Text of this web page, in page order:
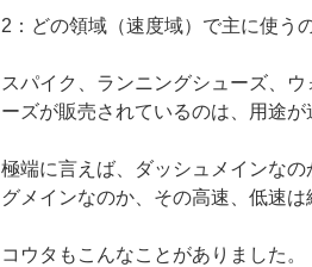
2： どの領域（速度域）で主に使う
スパイク、ランニングシューズ、
ーズが販売されているのは、用途が
極端に言えば、ダッシュメインな
グメインなのか、その高速、低速
コウタもこんなことがありました。